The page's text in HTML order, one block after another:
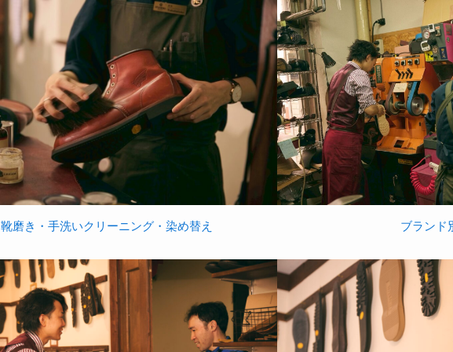
靴磨き・手洗いクリーニング・染め替え ブランド